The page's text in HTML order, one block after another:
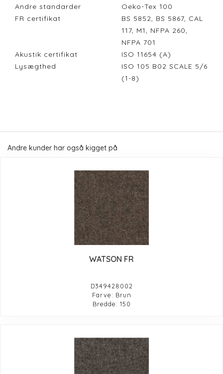
Andre standarder
Oeko-Tex 100
FR certifikat
BS 5852, BS 5867, CAL
117, M1, NFPA 260,
NFPA 701
Akustik certifikat
ISO 11654 (A)
Lysægthed
ISO 105 B02 SCALE 5/6
(1-8)
Andre kunder har også kigget på
WATSON FR
D349428002
Farve: Brun
Bredde: 150